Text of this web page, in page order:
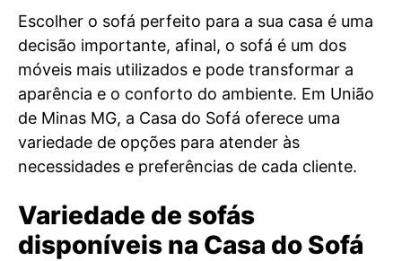
Escolher o sofá perfeito para a sua casa é uma
decisão importante, afinal, o sofá é um dos
móveis mais utilizados e pode transformar a
aparência e o conforto do ambiente. Em União
de Minas MG, a Casa do Sofá oferece uma
variedade de opções para atender às
necessidades e preferências de cada cliente.
Variedade de sofás
disponíveis na Casa do Sofá